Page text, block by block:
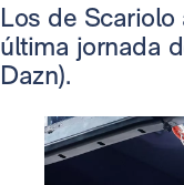
Los de
última jornada
Dazn).